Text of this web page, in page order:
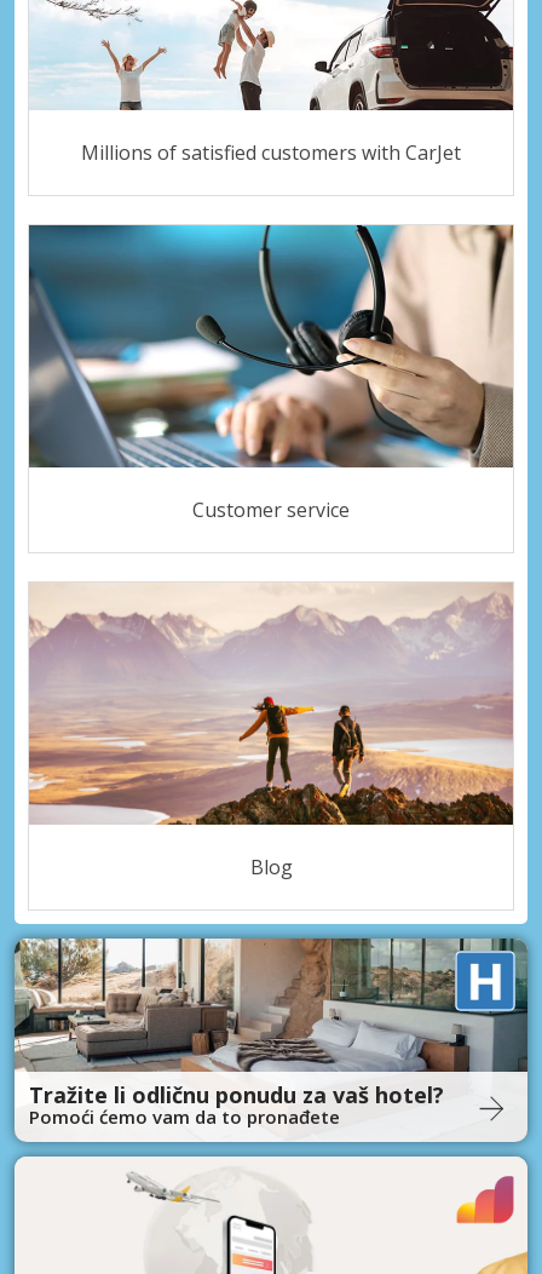
Millions of satisfied customers with CarJet
Customer service
Blog
Tražite li odličnu ponudu za vaš hotel?
Pomoći ćemo vam da to pronađete